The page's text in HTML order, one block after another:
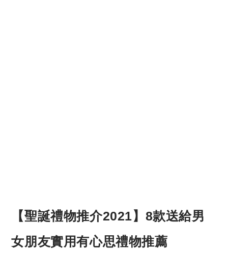
【聖誕禮物推介2021】8款送給男
女朋友實用有心思禮物推薦